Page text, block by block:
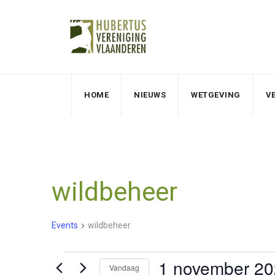
HOME NIEUWS WETGEVING
wildbeheer
Events wildbeheer
Events
Vandaag 1 november